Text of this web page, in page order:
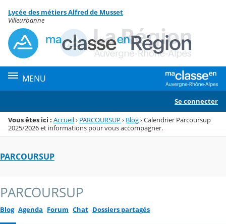
Menu de la rubrique
Contenu
Lycée des métiers Alfred de Musset
Villeurbanne
MENU
Se connecter
Vous êtes ici : Accueil› PARCOURSUP › Blog›Calendrier Parcoursup
2025/2026 et informations pour vous accompagner.
PARCOURSUP
PARCOURSUP
Blog Agenda Forum Chat Dossiers partagés